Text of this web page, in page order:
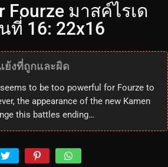
Fourze มาสค์ไรเด
ที่ 16: 22x16
ย้งที่ถูกและผิด
to be too powerful for Fourze to
the appearance of the new Kamen
this battles ending…